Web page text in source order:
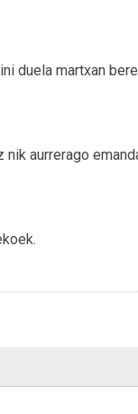
duela martxan
nik aurrerago